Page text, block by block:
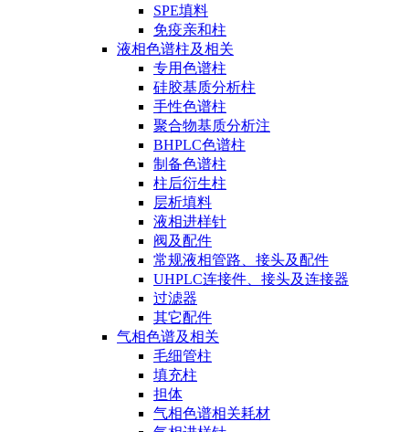
SPE填料
免疫亲和柱
液相色谱柱及相关
专用色谱柱
硅胶基质分析柱
手性色谱柱
聚合物基质分析注
BHPLC色谱柱
制备色谱柱
柱后衍生柱
层析填料
液相进样针
阀及配件
常规液相管路、接头及配件
UHPLC连接件、接头及连接器
过滤器
其它配件
气相色谱及相关
毛细管柱
填充柱
担体
气相色谱相关耗材